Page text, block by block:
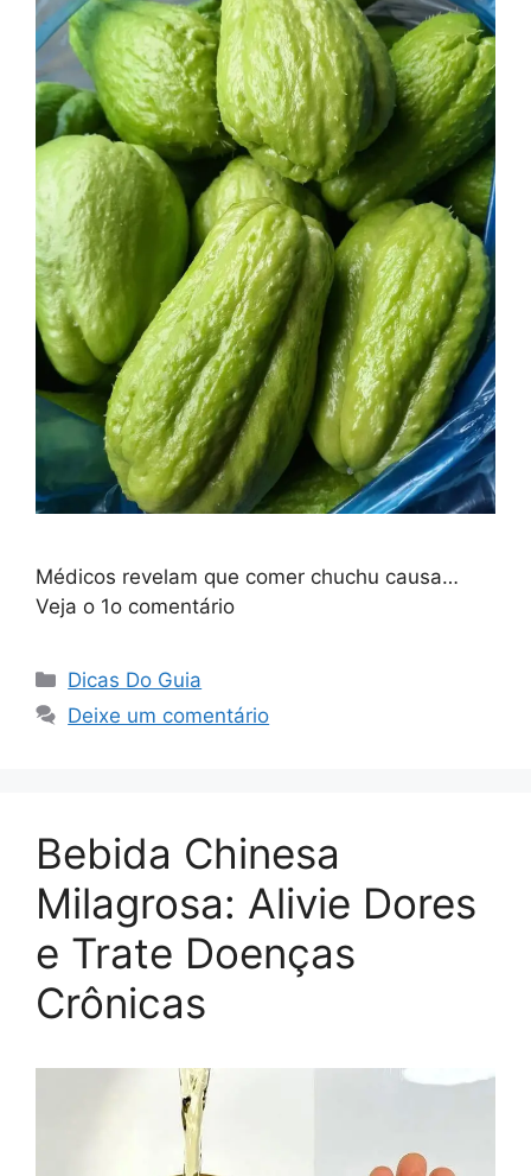
Médicos revelam que comer chuchu causa…
Veja o 1o comentário
Categorias
Dicas Do Guia
Deixe um comentário
Bebida Chinesa
Milagrosa: Alivie Dores
e Trate Doenças
Crônicas